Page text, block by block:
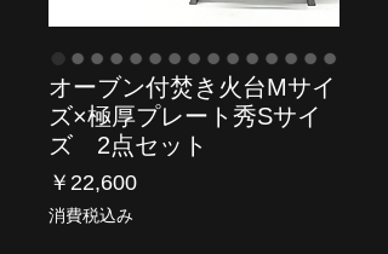
オーブン付焚き火台Mサイ
ズ×極厚プレート秀Sサイ
ズ 2点セット
￥22,600価
消費税込み